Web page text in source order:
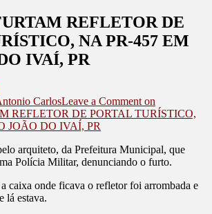
REFLETOR DE
NA PR-457 EM
IVAÍ, PR
CarlosLeave a Comment on
REFLETOR DE PORTAL TURÍSTICO,
JOÃO DO IVAÍ, PR
arquiteto, da Prefeitura Municipal, que
Polícia Militar, denunciando o furto.
caixa onde ficava o refletor foi arrombada e
lá estava.